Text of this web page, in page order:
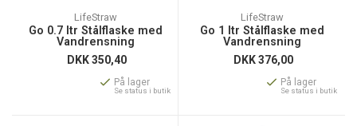
LifeStraw
Go 0.7 ltr Stålflaske med
Vandrensning
DKK350,40
På lager
Se status i butik
LifeStraw
Go 1 ltr Stålflaske med
Vandrensning
DKK376,00
På lager
Se status i butik